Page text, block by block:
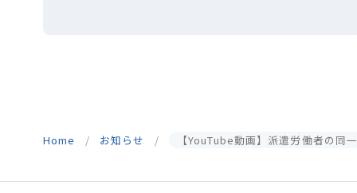
Home お知らせ 【YouTube動画】派遣労働者の同